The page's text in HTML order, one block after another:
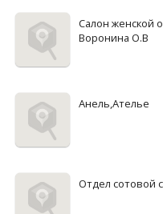
Салон женской
Воронина О.В
Анель,Ателье
Отдел сотовой